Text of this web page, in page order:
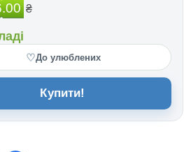
₴
♡До улюблених
Купити!